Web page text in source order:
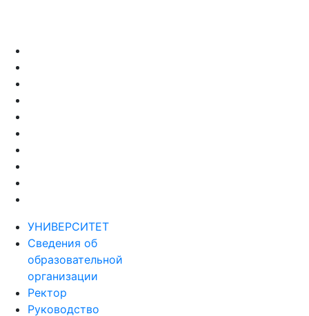
УНИВЕРСИТЕТ
Сведения об
образовательной
организации
Ректор
Руководство